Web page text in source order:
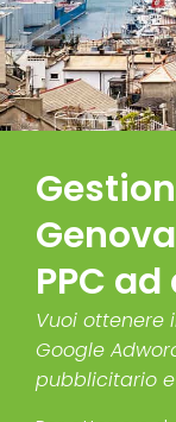
PPC
Vuoi ottenere
Google
pubblicitario